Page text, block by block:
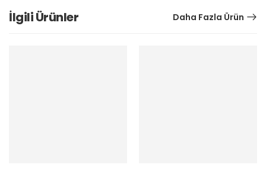
İlgili Ürünler Daha Fazla Ürün